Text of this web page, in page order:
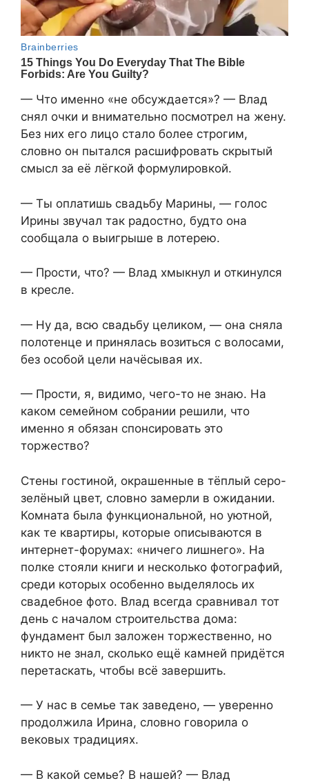
— Что именно «не обсуждается»? — Влад
снял очки и внимательно посмотрел на жену.
Без них его лицо стало более строгим,
словно он пытался расшифровать скрытый
смысл за её лёгкой формулировкой.
— Ты оплатишь свадьбу Марины, — голос
Ирины звучал так радостно, будто она
сообщала о выигрыше в лотерею.
— Прости, что? — Влад хмыкнул и откинулся
в кресле.
— Ну да, всю свадьбу целиком, — она сняла
полотенце и принялась возиться с волосами,
без особой цели начёсывая их.
— Прости, я, видимо, чего-то не знаю. На
каком семейном собрании решили, что
именно я обязан спонсировать это
торжество?
Стены гостиной, окрашенные в тёплый серо-
зелёный цвет, словно замерли в ожидании.
Комната была функциональной, но уютной,
как те квартиры, которые описываются в
интернет-форумах: «ничего лишнего». На
полке стояли книги и несколько фотографий,
среди которых особенно выделялось их
свадебное фото. Влад всегда сравнивал тот
день с началом строительства дома:
фундамент был заложен торжественно, но
никто не знал, сколько ещё камней придётся
перетаскать, чтобы всё завершить.
— У нас в семье так заведено, — уверенно
продолжила Ирина, словно говорила о
вековых традициях.
— В какой семье? В нашей? — Влад